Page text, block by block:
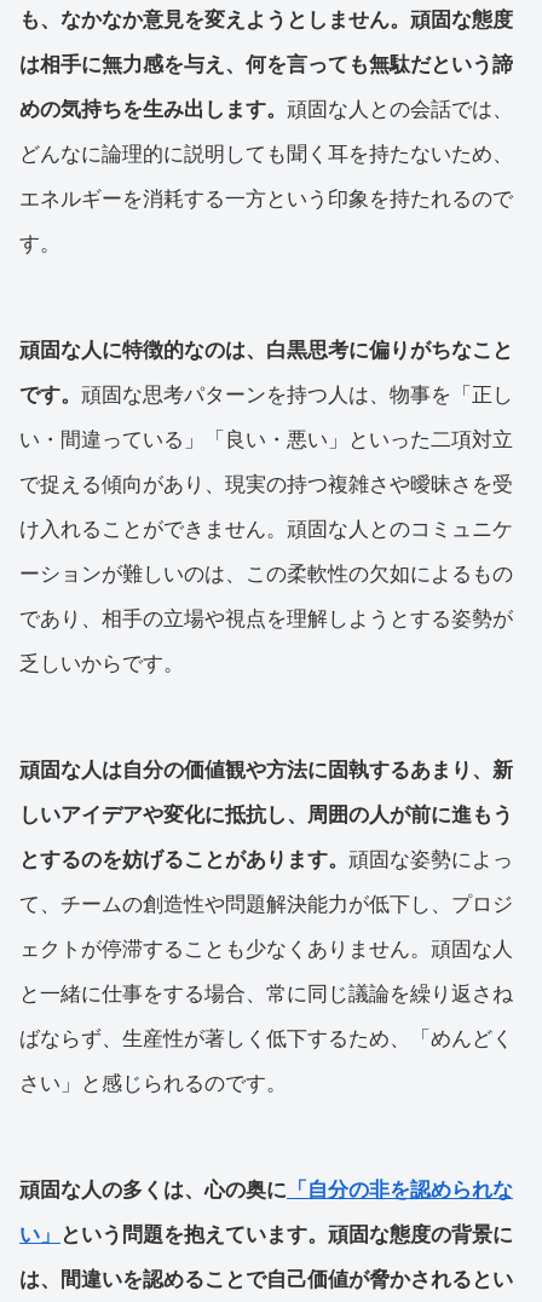
も、なかなか意見を変えようとしません。頑固な態度
は相手に無力感を与え、何を言っても無駄だという諦
めの気持ちを生み出します。 頑固な人との会話では、
どんなに論理的に説明しても聞く耳を持たないため、
エネルギーを消耗する一方という印象を持たれるので
す。
頑固な人に特徴的なのは、白黒思考に偏りがちなこと
です。 頑固な思考パターンを持つ人は、物事を「正し
い・間違っている」「良い・悪い」といった二項対立
で捉える傾向があり、現実の持つ複雑さや曖昧さを受
け入れることができません。頑固な人とのコミュニケ
ーションが難しいのは、この柔軟性の欠如によるもの
であり、相手の立場や視点を理解しようとする姿勢が
乏しいからです。
頑固な人は自分の価値観や方法に固執するあまり、新
しいアイデアや変化に抵抗し、周囲の人が前に進もう
とするのを妨げることがあります。 頑固な姿勢によっ
て、チームの創造性や問題解決能力が低下し、プロジ
ェクトが停滞することも少なくありません。頑固な人
と一緒に仕事をする場合、常に同じ議論を繰り返さね
ばならず、生産性が著しく低下するため、「めんどく
さい」と感じられるのです。
頑固な人の多くは、心の奥に 「自分の非を認められな
い」
という問題を抱えています。頑固な態度の背景に
は、間違いを認めることで自己価値が脅かされるとい